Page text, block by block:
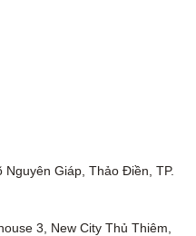
Giáp, Thảo Điền, TP.
3, New City Thủ Thiêm,